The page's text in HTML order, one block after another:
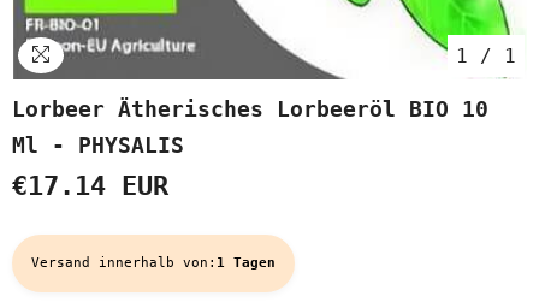
1 / 1
Lorbeer Ätherisches Lorbeeröl BIO 10
Ml - PHYSALIS
€17.14 EUR
Versand innerhalb von: 1 Tagen